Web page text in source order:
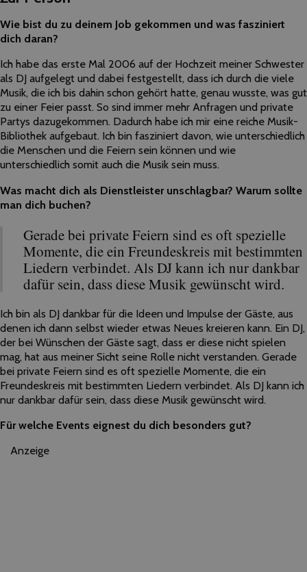
Wie bist du zu deinem Job gekommen und was fasziniert
dich daran?
Ich habe das erste Mal 2006 auf der Hochzeit meiner Schwester
als DJ aufgelegt und dabei festgestellt, dass ich durch die viele
Musik, die ich bis dahin schon gehört hatte, genau wusste, was gut
zu einer Feier passt. So sind immer mehr Anfragen und private
Partys dazugekommen. Dadurch habe ich mir eine reiche Musik-
Bibliothek aufgebaut. Ich bin fasziniert davon, wie unterschiedlich
die Menschen und die Feiern sein können und wie
unterschiedlich somit auch die Musik sein muss.
Was macht dich als Dienstleister unschlagbar? Warum sollte
man dich buchen?
Gerade bei private Feiern sind es oft spezielle
Momente, die ein Freundeskreis mit bestimmten
Liedern verbindet. Als DJ kann ich nur dankbar
dafür sein, dass diese Musik gewünscht wird.
Ich bin als DJ dankbar für die Ideen und Impulse der Gäste, aus
denen ich dann selbst wieder etwas Neues kreieren kann. Ein DJ,
der bei Wünschen der Gäste sagt, dass er diese nicht spielen
mag, hat aus meiner Sicht seine Rolle nicht verstanden. Gerade
bei private Feiern sind es oft spezielle Momente, die ein
Freundeskreis mit bestimmten Liedern verbindet. Als DJ kann ich
nur dankbar dafür sein, dass diese Musik gewünscht wird.
Für welche Events eignest du dich besonders gut?
Anzeige